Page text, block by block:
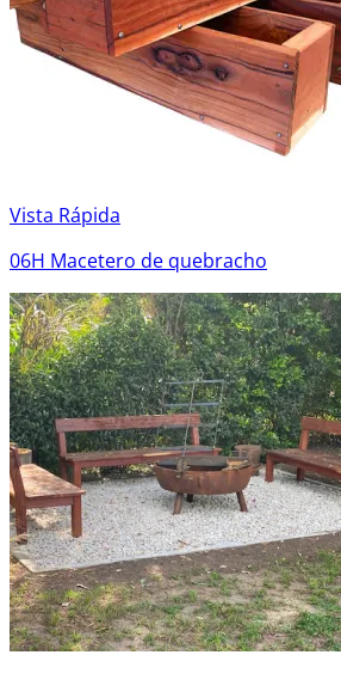
Vista Rápida
06H Macetero de quebracho